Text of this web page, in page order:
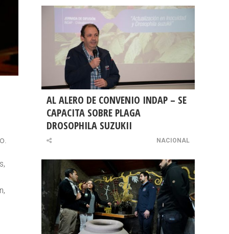
AL ALERO DE CONVENIO INDAP – SE
CAPACITA SOBRE PLAGA
DROSOPHILA SUZUKII
NACIONAL